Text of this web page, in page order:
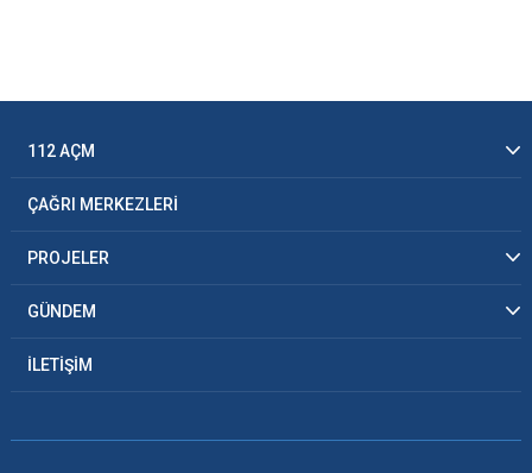
112 AÇM
ÇAĞRI MERKEZLERİ
PROJELER
GÜNDEM
İLETİŞİM